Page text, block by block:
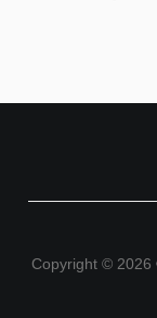
Copyright © 2026